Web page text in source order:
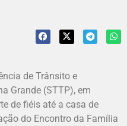
de Trânsito e
Grande (STTP), em
de fiéis até a casa de
do Encontro da Família